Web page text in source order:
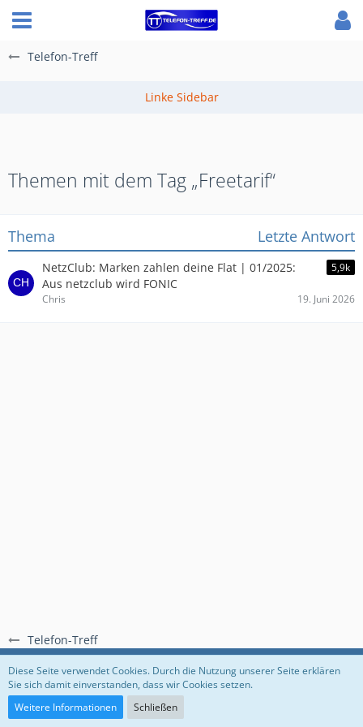
Telefon-Treff
Telefon-Treff
Themen mit dem Tag „Freetarif“
Thema Letzte Antwort
NetzClub: Marken zahlen deine Flat | 01/2025:
Aus netzclub wird FONIC
5,9k
Chris 19. Juni 2026
Regeln Datenschutzerklärung Impressum
Community-Software:
Diese Seite verwendet Cookies. Durch die Nutzung unserer Seite erklären
Sie sich damit einverstanden, dass wir Cookies setzen.
Weitere Informationen
Schließen